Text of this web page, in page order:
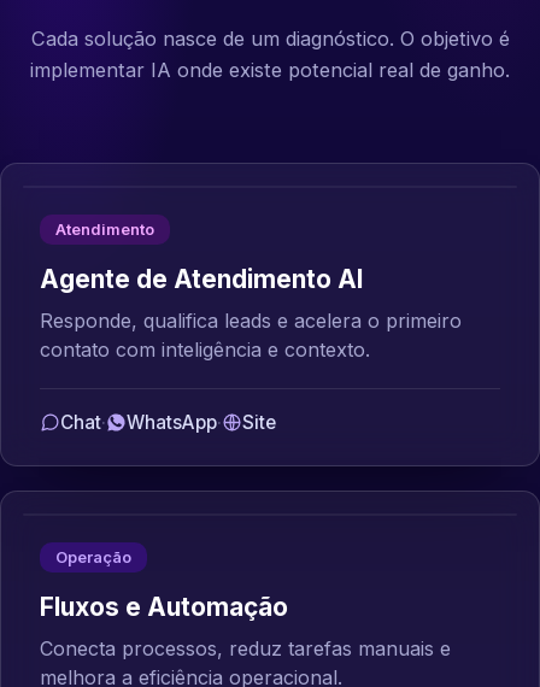
Cada solução nasce de um diagnóstico. O objetivo é
implementar IA onde existe potencial real de ganho.
Atendimento
Agente de Atendimento AI
Responde, qualifica leads e acelera o primeiro
contato com inteligência e contexto.
Chat· WhatsApp· Site
Operação
Fluxos e Automação
Conecta processos, reduz tarefas manuais e
melhora a eficiência operacional.